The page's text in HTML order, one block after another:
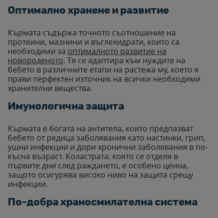
Оптимално хранене и развитие
Кърмата съдържа точното съотношение на
протеини, мазнини и въглехидрати, които са
необходими за оптималното развитие на
новороденото. Тя се адаптира към нуждите на
бебето в различните етапи на растежа му, което я
прави перфектен източник на всички необходими
хранителни вещества.
Имунологична защита
Кърмата е богата на антитела, които предпазват
бебето от редица заболявания като настинки, грип,
ушни инфекции и дори хронични заболявания в по-
късна възраст. Коластрата, която се отделя в
първите дни след раждането, е особено ценна,
защото осигурява високо ниво на защита срещу
инфекции.
По-добра храносмилателна система